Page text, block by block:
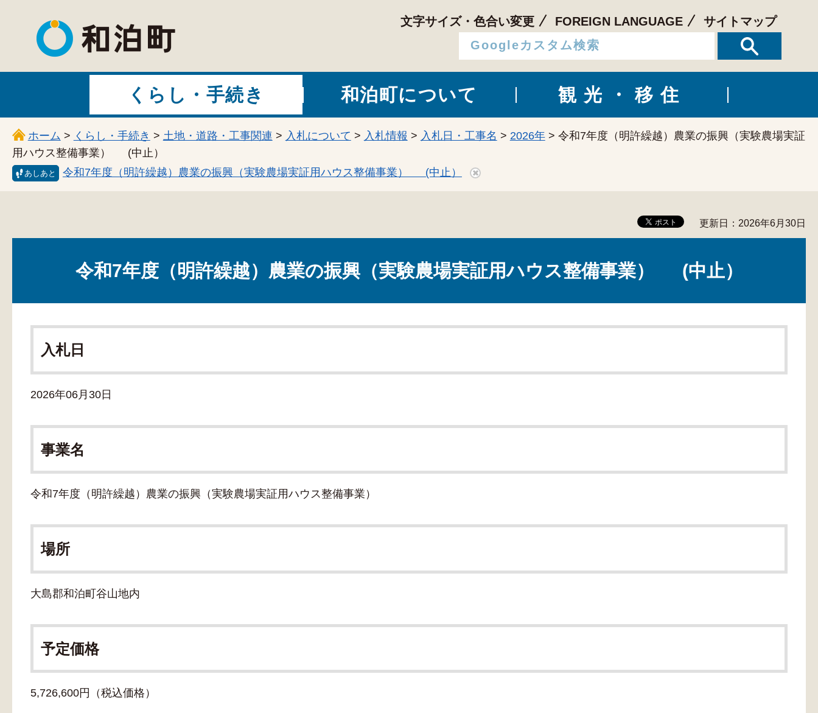
和泊町
文字サイズ・色合い変更 FOREIGN LANGUAGE サイトマップ
くらし・手続き 和泊町について 観光・移住
ホーム > くらし・手続き > 土地・道路・工事関連 > 入札について > 入札情報 > 入札日・工事名 > 2026年> 令和7年度（明許繰越）農業の振興（実験農場実証
用ハウス整備事業） (中止）
あしあと 令和7年度（明許繰越）農業の振興（実験農場実証用ハウス整備事業） (中止）
更新日：2026年6月30日
令和7年度（明許繰越）農業の振興（実験農場実証用ハウス整備事業） (中止）
入札日
2026年06月30日
事業名
令和7年度（明許繰越）農業の振興（実験農場実証用ハウス整備事業）
場所
大島郡和泊町谷山地内
予定価格
5,726,600円（税込価格）